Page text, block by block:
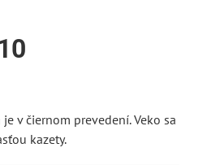
v čiernom prevedení. Veko sa
kazety.